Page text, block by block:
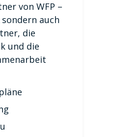
von WFP –
auch
die
und die